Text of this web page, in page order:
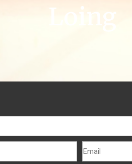
Loing